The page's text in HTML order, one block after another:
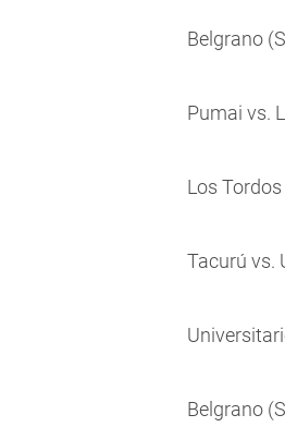
Belgrano
Pumai vs.
Los
Tacurú vs.
Belgrano